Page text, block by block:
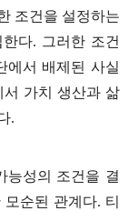
조건을 설정하는
한다. 그러한 조건
에서 배제된 사실
가치 생산과 삶
.
능성의 조건을 결
모순된 관계다. 티